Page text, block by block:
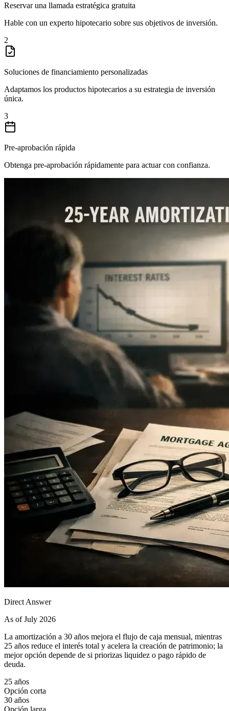
Reservar una llamada estratégica gratuita
Hable con un experto hipotecario sobre sus objetivos de inversión.
2
Soluciones de financiamiento personalizadas
Adaptamos los productos hipotecarios a su estrategia de inversión
única.
3
Pre-aprobación rápida
Obtenga pre-aprobación rápidamente para actuar con confianza.
Direct Answer
As of July 2026
La amortización a 30 años mejora el flujo de caja mensual, mientras
25 años reduce el interés total y acelera la creación de patrimonio; la
mejor opción depende de si priorizas liquidez o pago rápido de
deuda.
25 años
Opción corta
30 años
Opción larga